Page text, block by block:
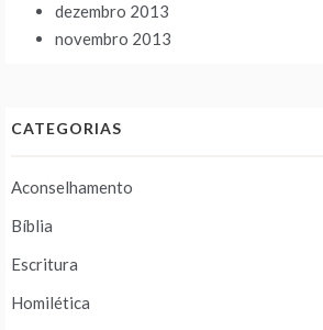
dezembro 2013
novembro 2013
CATEGORIAS
Aconselhamento
Bíblia
Escritura
Homilética